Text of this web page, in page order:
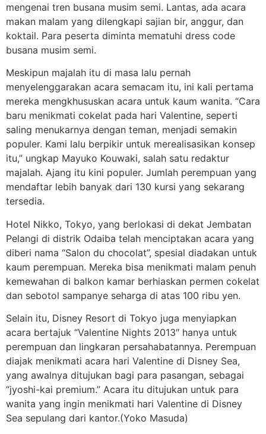
mengenai tren busana musim semi. Lantas, ada acara
makan malam yang dilengkapi sajian bir, anggur, dan
koktail. Para peserta diminta mematuhi dress code
busana musim semi.
Meskipun majalah itu di masa lalu pernah
menyelenggarakan acara semacam itu, ini kali pertama
mereka mengkhususkan acara untuk kaum wanita. “Cara
baru menikmati cokelat pada hari Valentine, seperti
saling menukarnya dengan teman, menjadi semakin
populer. Kami lalu berpikir untuk merealisasikan konsep
itu,” ungkap Mayuko Kouwaki, salah satu redaktur
majalah. Ajang itu kini populer. Jumlah perempuan yang
mendaftar lebih banyak dari 130 kursi yang sekarang
tersedia.
Hotel Nikko, Tokyo, yang berlokasi di dekat Jembatan
Pelangi di distrik Odaiba telah menciptakan acara yang
diberi nama “Salon du chocolat”, spesial diadakan untuk
kaum perempuan. Mereka bisa menikmati malam penuh
kemewahan di balkon kamar berhiaskan permen cokelat
dan sebotol sampanye seharga di atas 100 ribu yen.
Selain itu, Disney Resort di Tokyo juga menyiapkan
acara bertajuk “Valentine Nights 2013″ hanya untuk
perempuan dan lingkaran persahabatannya. Perempuan
diajak menikmati acara hari Valentine di Disney Sea,
yang awalnya ditujukan bagi para pasangan, sebagai
“jyoshi-kai premium.” Acara itu ditujukan untuk para
wanita yang ingin menikmati hari Valentine di Disney
Sea sepulang dari kantor.(Yoko Masuda)